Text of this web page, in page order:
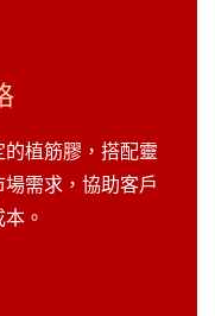
的植筋膠，搭配靈
需求，協助客戶
。